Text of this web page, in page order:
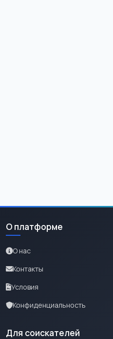
О платформе
О нас
Контакты
Условия
Конфиденциальность
Для соискателей